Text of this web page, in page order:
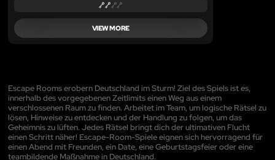
VIEW MORE
Escape Rooms erobern Deutschland im Sturm! Ziel des Spiels ist es,
innerhalb des vorgegebenen Zeitlimits einen Weg aus einem
verschlossenen Raum zu finden. Arbeitet im Team, um logische Rätsel zu
lösen, Hinweise zu entdecken und der Handlung zu folgen, um das
Geheimnis zu lüften. Jedes Rätsel bringt dich der ultimativen Flucht
einen Schritt näher! Escape-Room-Spiele eignen sich hervorragend für
einen Abend mit Freunden, ein Date, eine Geburtstagsfeier oder eine
teambildende Maßnahme in Deutschland.